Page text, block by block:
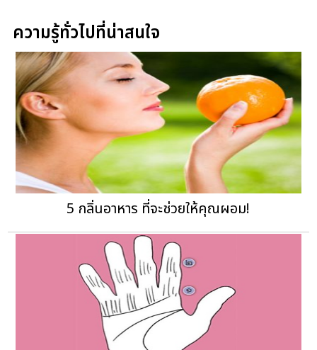
ความรู้ทั่วไปที่น่าสนใจ
5 กลิ่นอาหาร ที่จะช่วยให้คุณผอม!